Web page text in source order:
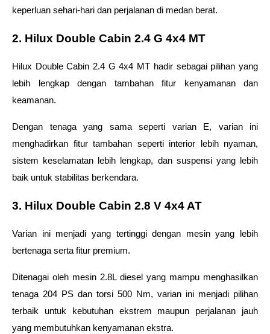
keperluan sehari-hari dan perjalanan di medan berat.
2. Hilux Double Cabin 2.4 G 4x4 MT
Hilux Double Cabin 2.4 G 4x4 MT hadir sebagai pilihan yang
lebih lengkap dengan tambahan fitur kenyamanan dan
keamanan.
Dengan tenaga yang sama seperti varian E, varian ini
menghadirkan fitur tambahan seperti interior lebih nyaman,
sistem keselamatan lebih lengkap, dan suspensi yang lebih
baik untuk stabilitas berkendara.
3. Hilux Double Cabin 2.8 V 4x4 AT
Varian ini menjadi yang tertinggi dengan mesin yang lebih
bertenaga serta fitur premium.
Ditenagai oleh mesin 2.8L diesel yang mampu menghasilkan
tenaga 204 PS dan torsi 500 Nm, varian ini menjadi pilihan
terbaik untuk kebutuhan ekstrem maupun perjalanan jauh
yang membutuhkan kenyamanan ekstra.